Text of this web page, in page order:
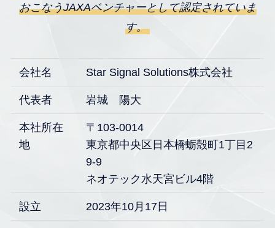
おこなうJAXAベンチャーとして認定されていま
す。
会社名 Star Signal Solutions株式会社
代表者 岩城 陽大
本社所在
地
〒103-0014
東京都中央区日本橋蛎殻町1丁目2
9‐9
ネオテック水天宮​ビル4階
設立 2023年10月17日